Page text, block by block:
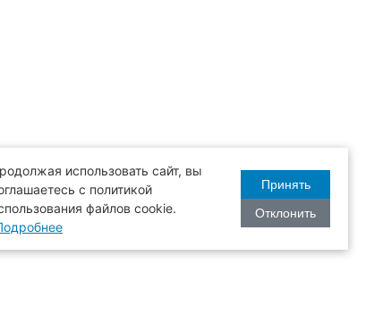
использовать сайт, вы
с политикой
файлов cookie.
Принять
Отклонить